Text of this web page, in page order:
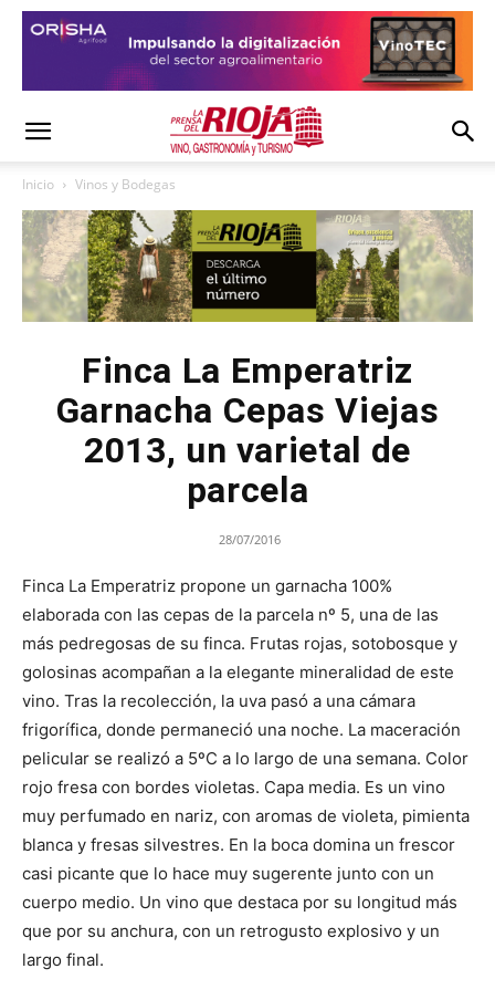
Inicio Vinos y Bodegas
Finca La Emperatriz
Garnacha Cepas Viejas
2013, un varietal de
parcela
28/07/2016
Finca La Emperatriz propone un garnacha 100%
elaborada con las cepas de la parcela nº 5, una de las
más pedregosas de su finca. Frutas rojas, sotobosque y
golosinas acompañan a la elegante mineralidad de este
vino. Tras la recolección, la uva pasó a una cámara
frigorífica, donde permaneció una noche. La maceración
pelicular se realizó a 5ºC a lo largo de una semana. Color
rojo fresa con bordes violetas. Capa media. Es un vino
muy perfumado en nariz, con aromas de violeta, pimienta
blanca y fresas silvestres. En la boca domina un frescor
casi picante que lo hace muy sugerente junto con un
cuerpo medio. Un vino que destaca por su longitud más
que por su anchura, con un retrogusto explosivo y un
largo final.